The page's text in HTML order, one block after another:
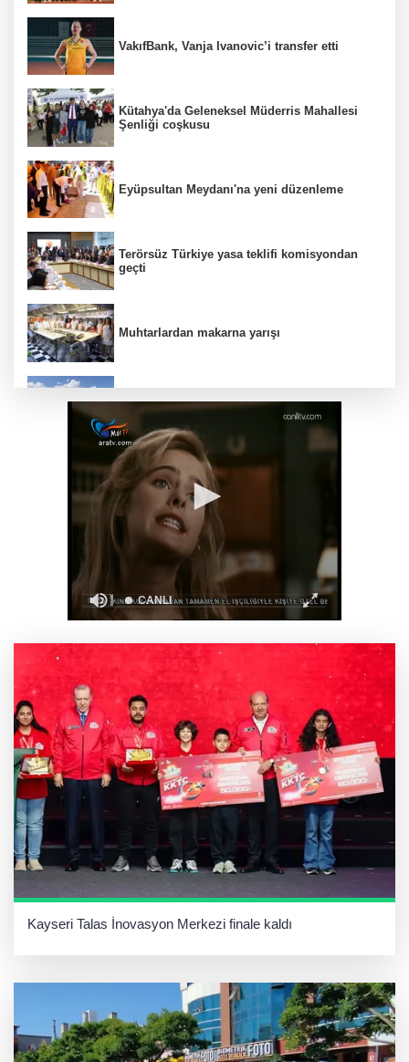
VakıfBank, Vanja Ivanovic’i transfer etti
Kütahya'da Geleneksel Müderris Mahallesi
Şenliği coşkusu
Eyüpsultan Meydanı'na yeni düzenleme
Terörsüz Türkiye yasa teklifi komisyondan
geçti
Muhtarlardan makarna yarışı
Siyasetçilere taş çıkartan Vali
Deniz ekosistemini koruyacak proje
Rize Yaşayan Miras Şöleni coşkuyla başladı
Lukaku Fener’e mi, Beşiktaş’a mı geliyor?
Kayseri Talas İnovasyon Merkezi finale kaldı